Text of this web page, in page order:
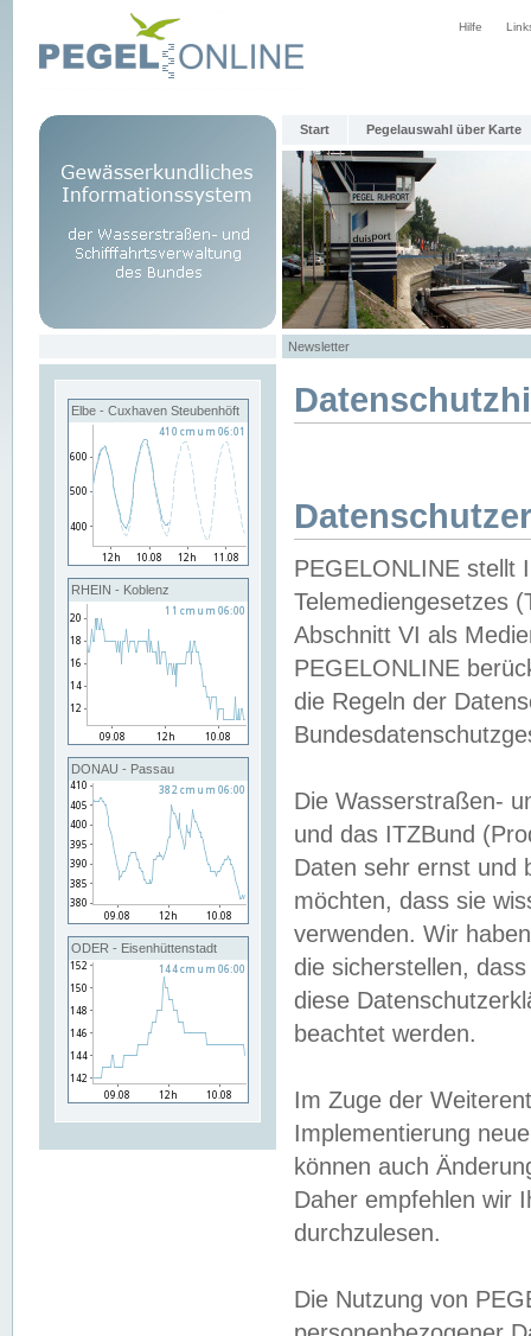
Hilfe
Start Pegelauswahl über Karte
Newsletter
Elbe - Cuxhaven Steubenhöft
RHEIN - Koblenz
DONAU - Passau
ODER - Eisenhüttenstadt
PEGELONLINE stellt
Telemediengesetzes
Abschnitt VI als
PEGELONLINE
die Regeln der
Die Wasserstraßen-
und das ITZBund
Daten sehr ernst und
möchten, dass sie
verwenden. Wir
die sicherstellen,
diese
beachtet werden.
Im Zuge der
Implementierung
können auch
Daher empfehlen wir
durchzulesen.
Die Nutzung von